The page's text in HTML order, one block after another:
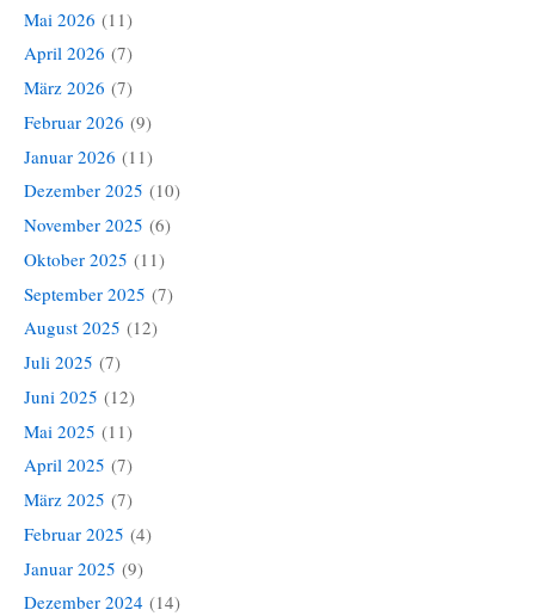
Mai 2026 (11)
April 2026 (7)
März 2026 (7)
Februar 2026 (9)
Januar 2026 (11)
Dezember 2025 (10)
November 2025 (6)
Oktober 2025 (11)
September 2025 (7)
August 2025 (12)
Juli 2025 (7)
Juni 2025 (12)
Mai 2025 (11)
April 2025 (7)
März 2025 (7)
Februar 2025 (4)
Januar 2025 (9)
Dezember 2024 (14)